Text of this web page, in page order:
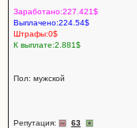
Заработано:227.421$
Выплачено:224.54$
Штрафы:0$
К выплате:2.881$
Пол: мужской
Репутация: 63